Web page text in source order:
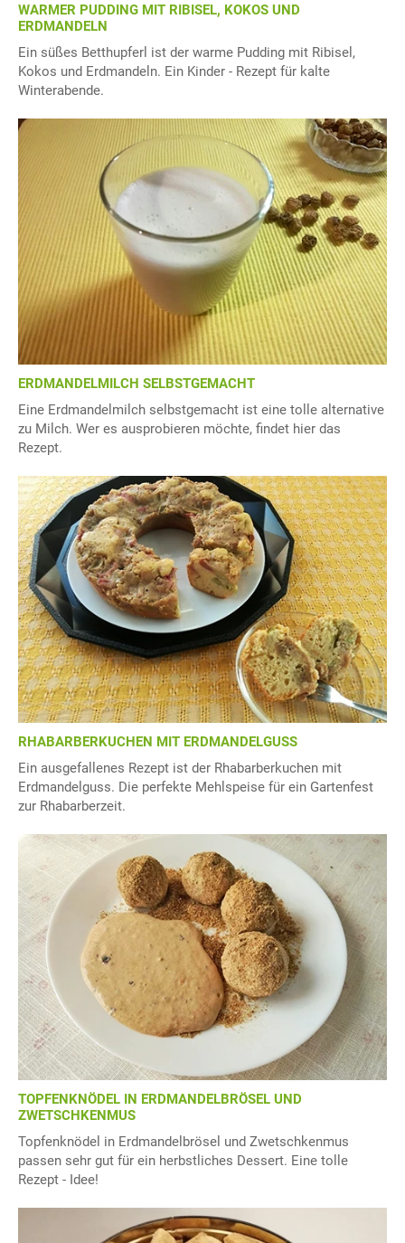
WARMER PUDDING MIT RIBISEL, KOKOS UND
ERDMANDELN
Ein süßes Betthupferl ist der warme Pudding mit Ribisel,
Kokos und Erdmandeln. Ein Kinder - Rezept für kalte
Winterabende.
ERDMANDELMILCH SELBSTGEMACHT
Eine Erdmandelmilch selbstgemacht ist eine tolle alternative
zu Milch. Wer es ausprobieren möchte, findet hier das
Rezept.
RHABARBERKUCHEN MIT ERDMANDELGUSS
Ein ausgefallenes Rezept ist der Rhabarberkuchen mit
Erdmandelguss. Die perfekte Mehlspeise für ein Gartenfest
zur Rhabarberzeit.
TOPFENKNÖDEL IN ERDMANDELBRÖSEL UND
ZWETSCHKENMUS
Topfenknödel in Erdmandelbrösel und Zwetschkenmus
passen sehr gut für ein herbstliches Dessert. Eine tolle
Rezept - Idee!